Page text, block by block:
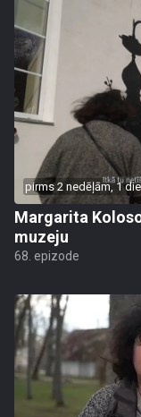
pirms 2 nedēļām, 1
Margarita
muzeju
68. epizode